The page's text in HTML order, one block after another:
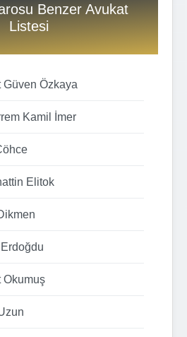
Benzer Avukat
Listesi
Güven Özkaya
Kamil İmer
Elitok
Okumuş